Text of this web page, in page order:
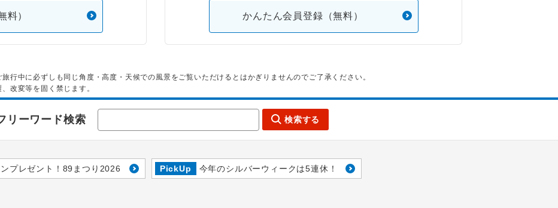
料） かんたん会員登録（無料）
行中に必ずしも同じ角度・高度・天候での風景をご覧いただけるとはかぎりませんのでご了承ください。
改変等を固く禁じます。
リーワード検索 検索する
プレゼント！89まつり2026 PickUp 今年のシルバーウィークは5連休！